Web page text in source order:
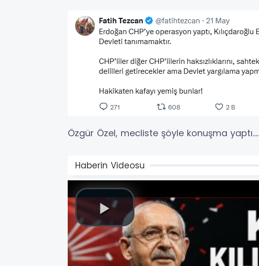
Özgür Özel, mecliste şöyle konuşma yaptı....
Haberin Videosu